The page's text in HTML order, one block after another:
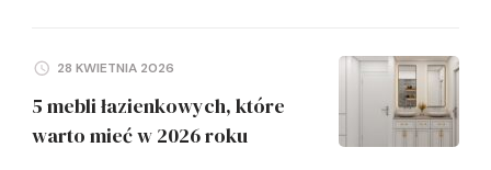
28 KWIETNIA 2026
5 mebli łazienkowych, które
warto mieć w 2026 roku